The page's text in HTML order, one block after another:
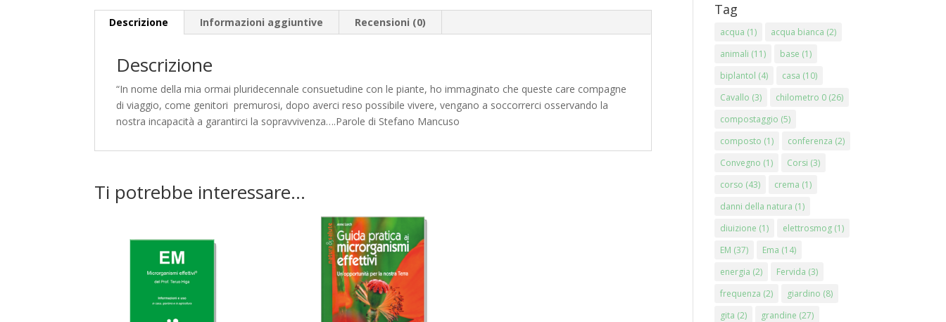
Descrizione Informazioni aggiuntive Recensioni (0)
Descrizione
“In nome della mia ormai pluridecennale consuetudine con le piante, ho immaginato che queste care compagne
di viaggio, come genitori premurosi, dopo averci reso possibile vivere, vengano a soccorrerci osservando la
nostra incapacità a garantirci la sopravvivenza….Parole di Stefano Mancuso
Ti potrebbe interessare…
Tag
acqua (1) acqua bianca (2)
animali (11) base (1)
biplantol (4) casa (10)
Cavallo (3) chilometro 0 (26)
compostaggio (5)
composto (1) conferenza (2)
Convegno (1) Corsi (3)
corso (43) crema (1)
danni della natura (1)
diuizione (1) elettrosmog (1)
EM (37) Ema (14)
energia (2) Fervida (3)
frequenza (2) giardino (8)
gita (2) grandine (27)